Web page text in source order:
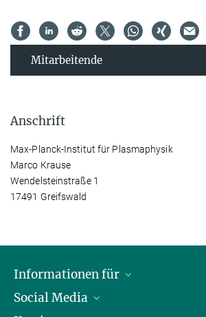
Mitarbeitende
Anschrift
Max-Planck-Institut für Plasmaphysik
Marco Krause
Wendelsteinstraße 1
17491 Greifswald
Informationen für
Journalisten
Social Media